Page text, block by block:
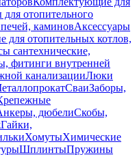
отопительного
каминовАксессуары
для отопительных котлов,
сантехнические,
фитинги внутренней
канализацииЛюки
СваиЗаборы,
дюбелиСкобы,
Гайки,
ХомутыХимические
ШплинтыПружины